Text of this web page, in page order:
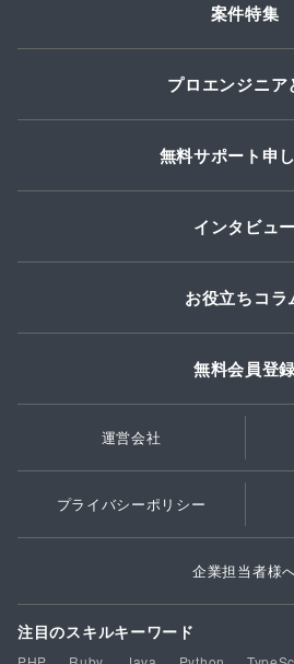
案件特集
プロエンジニア
無料サポート申
インタビュー
お役立ちコラ
無料会員登
運営会社
プライバシーポリシー
企業担当者様
注目のスキルキーワード